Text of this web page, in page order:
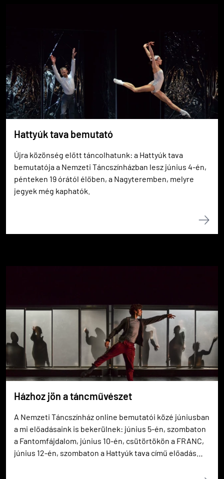
Hattyúk tava bemutató
Újra közönség előtt táncolhatunk: a Hattyúk tava
bemutatója a Nemzeti Táncszínházban lesz június 4-én,
pénteken 19 órától élőben, a Nagyteremben, melyre
jegyek még kaphatók.
Házhoz jön a táncművészet
A Nemzeti Táncszínház online bemutatói közé júniusban
a mi előadásaink is bekerülnek: június 5-én, szombaton
a Fantomfájdalom, június 10-én, csütörtökön a FRANC,
június 12-én, szombaton a Hattyúk tava című előadás